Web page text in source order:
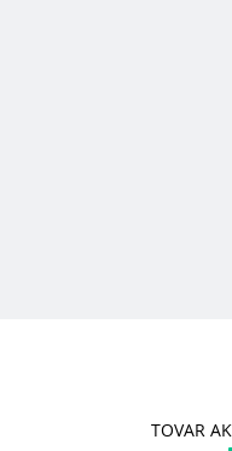
TOVAR